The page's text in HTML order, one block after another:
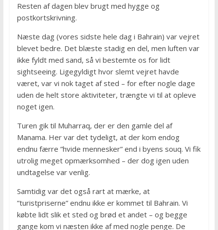
Resten af dagen blev brugt med hygge og
postkortskrivning.
Næste dag (vores sidste hele dag i Bahrain) var vejret
blevet bedre. Det blæste stadig en del, men luften var
ikke fyldt med sand, så vi bestemte os for lidt
sightseeing. Ligegyldigt hvor slemt vejret havde
været, var vi nok taget af sted – for efter nogle dage
uden de helt store aktiviteter, trængte vi til at opleve
noget igen.
Turen gik til Muharraq, der er den gamle del af
Manama. Her var det tydeligt, at der kom endog
endnu færre ”hvide mennesker” end i byens souq. Vi fik
utrolig meget opmærksomhed – der dog igen uden
undtagelse var venlig.
Samtidig var det også rart at mærke, at
”turistpriserne” endnu ikke er kommet til Bahrain. Vi
købte lidt slik et sted og brød et andet – og begge
gange kom vi næsten ikke af med nogle penge. De